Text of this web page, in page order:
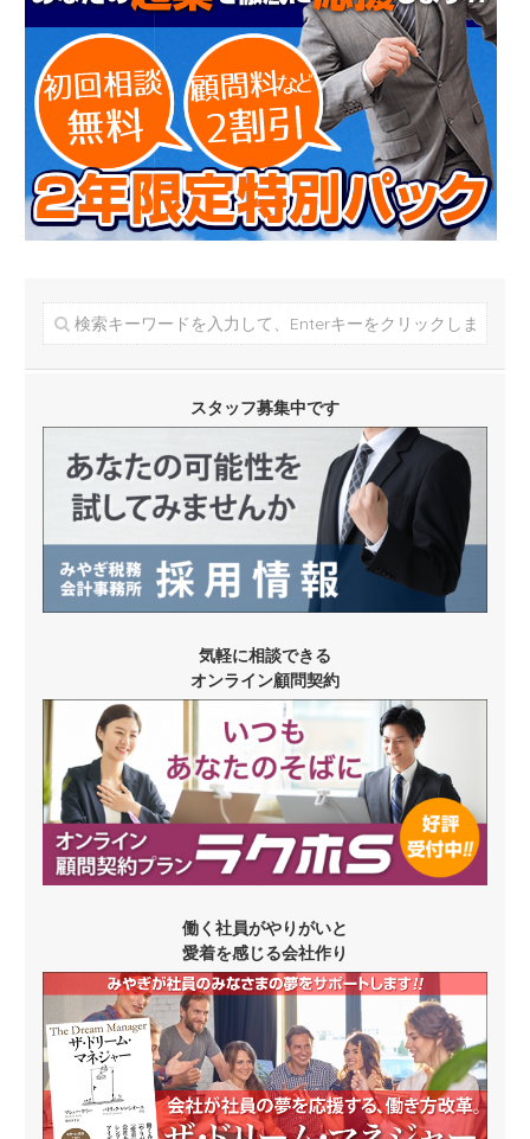
スタッフ募集中です
気軽に相談できる
オンライン顧問契約
働く社員がやりがいと
愛着を感じる会社作り